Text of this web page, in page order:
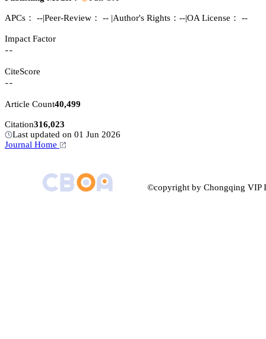
APCs： --|Peer-Review： -- |Author's Rights：--|OA License： --
Impact Factor
--
CiteScore
--
Article Count40,499
Citation316,023
Last updated on 01 Jun 2026
Journal Home
©copyright by Chongqing VIP